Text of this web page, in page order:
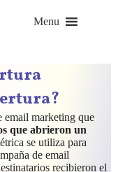
Menu
email marketing que
que abrieron un
se utiliza para
de email
recibieron el